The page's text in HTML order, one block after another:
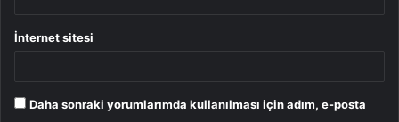
İnternet sitesi
Daha sonraki yorumlarımda kullanılması için adım, e-posta